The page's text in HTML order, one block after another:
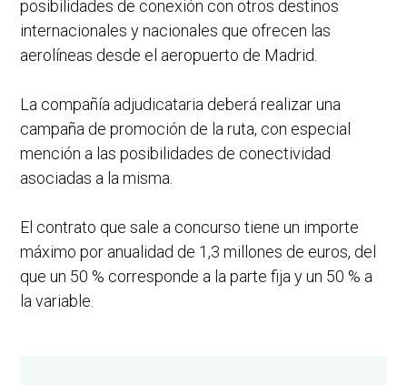
posibilidades de conexión con otros destinos
internacionales y nacionales que ofrecen las
aerolíneas desde el aeropuerto de Madrid.
La compañía adjudicataria deberá realizar una
campaña de promoción de la ruta, con especial
mención a las posibilidades de conectividad
asociadas a la misma.
El contrato que sale a concurso tiene un importe
máximo por anualidad de 1,3 millones de euros, del
que un 50 % corresponde a la parte fija y un 50 % a
la variable.